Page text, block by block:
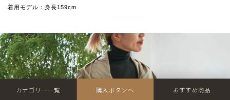
着用モデル：身長159cm
カテゴリー一覧 購入ボタンへ おすすめ商品